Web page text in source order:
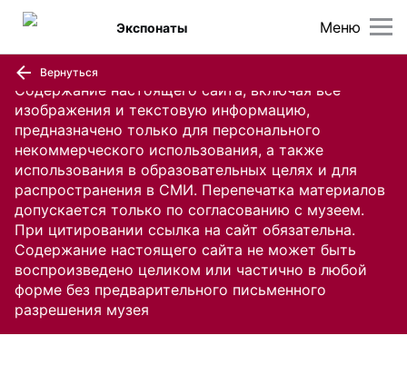
Содержание настоящего сайта, включая все
изображения и текстовую информацию,
предназначено только для персонального
некоммерческого использования, а также
использования в образовательных целях и для
распространения в СМИ. Перепечатка материалов
допускается только по согласованию с музеем.
При цитировании ссылка на сайт обязательна.
Содержание настоящего сайта не может быть
воспроизведено целиком или частично в любой
форме без предварительного письменного
разрешения музея
Меню
Экспонаты
Вернуться